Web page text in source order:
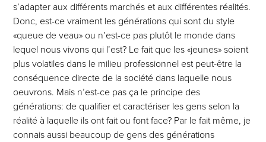
s’adapter aux différents marchés et aux différentes réalités.
Donc, est-ce vraiment les générations qui sont du style
«queue de veau» ou n’est-ce pas plutôt le monde dans
lequel nous vivons qui l’est? Le fait que les «jeunes» soient
plus volatiles dans le milieu professionnel est peut-être la
conséquence directe de la société dans laquelle nous
oeuvrons. Mais n’est-ce pas ça le principe des
générations: de qualifier et caractériser les gens selon la
réalité à laquelle ils ont fait ou font face? Par le fait même, je
connais aussi beaucoup de gens des générations